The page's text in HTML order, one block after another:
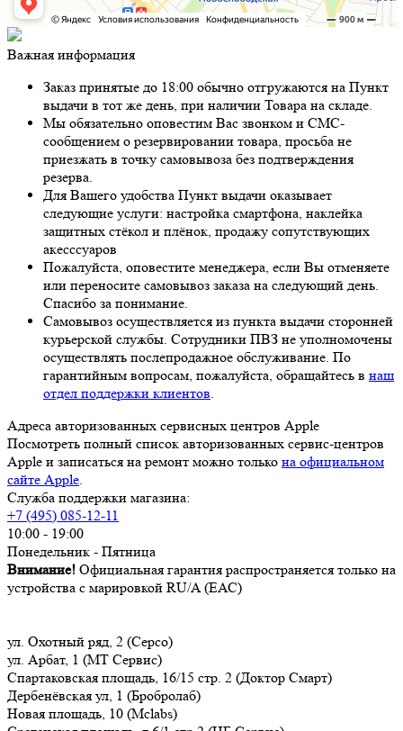
Важная информация
Заказ принятые до 18:00 обычно отгружаются на Пункт
выдачи в тот же день, при наличии Товара на складе.
Мы обязательно оповестим Вас звонком и СМС-
сообщением о резервировании товара, просьба не
приезжать в точку самовывоза без подтверждения
резерва.
Для Вашего удобства Пункт выдачи оказывает
следующие услуги: настройка смартфона, наклейка
защитных стёкол и плёнок, продажу сопутствующих
акесссуаров
Пожалуйста, оповестите менеджера, если Вы отменяете
или переносите самовывоз заказа на следующий день.
Спасибо за понимание.
Самовывоз осуществляется из пункта выдачи сторонней
курьерской службы. Сотрудники ПВЗ не уполномочены
осуществлять послепродажное обслуживание. По
гарантийным вопросам, пожалуйста, обращайтесь в наш
отдел поддержки клиентов.
Адреса авторизованных сервисных центров Apple
Посмотреть полный список авторизованных сервис-центров
Apple и записаться на ремонт можно только на официальном
сайте Apple.
Служба поддержки магазина:
+7 (495) 085-12-11
10:00 - 19:00
Понедельник - Пятница
Внимание! Официальная гарантия распространяется только на
устройства с марировкой RU/A (ЕАС)
ул. Охотный ряд, 2 (Серсо)
ул. Арбат, 1 (МТ Сервис)
Спартаковская площадь, 16/15 стр. 2 (Доктор Смарт)
Дербенёвская ул, 1 (Бробролаб)
Новая площадь, 10 (Mclabs)